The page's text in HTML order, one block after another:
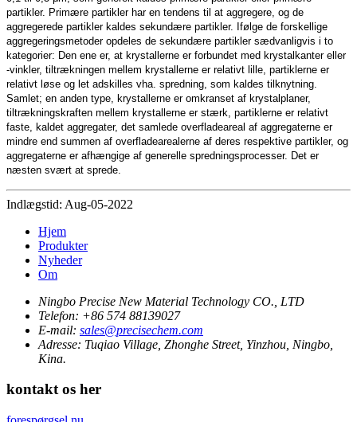
partikler. Primære partikler har en tendens til at aggregere, og de
aggregerede partikler kaldes sekundære partikler. Ifølge de forskellige
aggregeringsmetoder opdeles de sekundære partikler sædvanligvis i to
kategorier: Den ene er, at krystallerne er forbundet med krystalkanter eller
-vinkler, tiltrækningen mellem krystallerne er relativt lille, partiklerne er
relativt løse og let adskilles vha. spredning, som kaldes tilknytning.
Samlet; en anden type, krystallerne er omkranset af krystalplaner,
tiltrækningskraften mellem krystallerne er stærk, partiklerne er relativt
faste, kaldet aggregater, det samlede overfladeareal af aggregaterne er
mindre end summen af ​​overfladearealerne af deres respektive partikler, og
aggregaterne er afhængige af generelle spredningsprocesser. Det er
næsten svært at sprede.
Indlægstid: Aug-05-2022
Hjem
Produkter
Nyheder
Om
Ningbo Precise New Material Technology CO., LTD
Telefon: +86 574 88139027
E-mail: sales@precisechem.com
Adresse: Tuqiao Village, Zhonghe Street, Yinzhou, Ningbo,
Kina.
kontakt os her